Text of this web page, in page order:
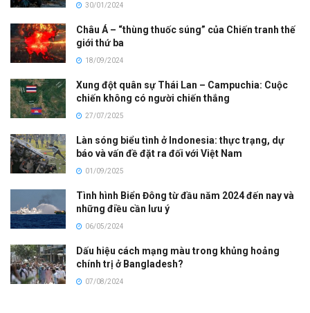
30/01/2024
Châu Á – “thùng thuốc súng” của Chiến tranh thế
giới thứ ba
18/09/2024
Xung đột quân sự Thái Lan – Campuchia: Cuộc
chiến không có người chiến thắng
27/07/2025
Làn sóng biểu tình ở Indonesia: thực trạng, dự
báo và vấn đề đặt ra đối với Việt Nam
01/09/2025
Tình hình Biển Đông từ đầu năm 2024 đến nay và
những điều cần lưu ý
06/05/2024
Dấu hiệu cách mạng màu trong khủng hoảng
chính trị ở Bangladesh?
07/08/2024